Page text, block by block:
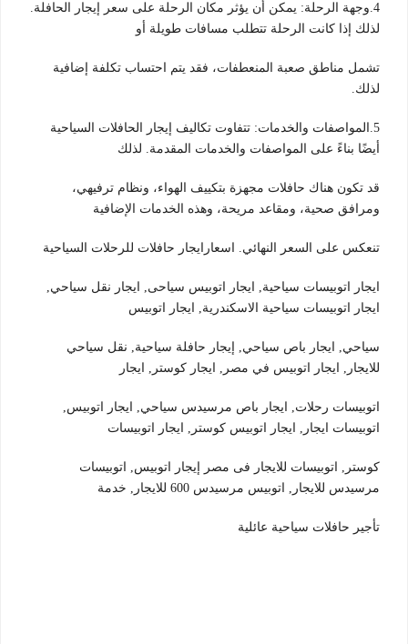
4.وجهة الرحلة: يمكن أن يؤثر مكان الرحلة على سعر إيجار الحافلة.
لذلك إذا كانت الرحلة تتطلب مسافات طويلة أو
تشمل مناطق صعبة المنعطفات، فقد يتم احتساب تكلفة إضافية
لذلك.
5.المواصفات والخدمات: تتفاوت تكاليف إيجار الحافلات السياحية
أيضًا بناءً على المواصفات والخدمات المقدمة. لذلك
قد تكون هناك حافلات مجهزة بتكييف الهواء، ونظام ترفيهي،
ومرافق صحية، ومقاعد مريحة، وهذه الخدمات الإضافية
تنعكس على السعر النهائي. اسعارايجار حافلات للرحلات السياحية
ايجار اتوبيسات سياحية, ايجار اتوبيس سياحى, ايجار نقل سياحي,
ايجار اتوبيسات سياحية الاسكندرية, ايجار اتوبيس
سياحي, ايجار باص سياحي, إيجار حافلة سياحية, نقل سياحي
للايجار, ايجار اتوبيس في مصر, ايجار كوستر, ايجار
اتوبيسات رحلات, ايجار باص مرسيدس سياحي, ايجار اتوبيس,
اتوبيسات ايجار, ايجار اتوبيس كوستر, ايجار اتوبيسات
كوستر, اتوبيسات للايجار فى مصر إيجار اتوبيس, اتوبيسات
مرسيدس للايجار, اتوبيس مرسيدس 600 للايجار, خدمة
تأجير حافلات سياحية عائلية